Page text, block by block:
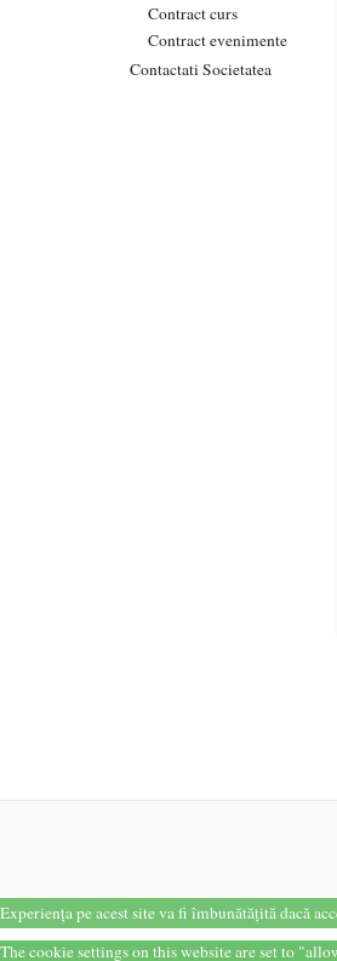
Contract curs
Contract evenimente
Contactati Societatea
Experiența pe acest site va fi îmbunătățită dacă
The cookie settings on this website are set to